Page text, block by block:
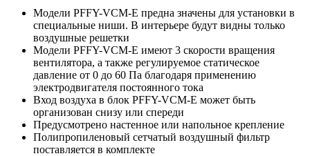
Модели PFFY-VCM-E предна значены для установки в
специальные ниши. В интерьере будут видны только
воздушные решетки
Модели PFFY-VCM-E имеют 3 скорости вращения
вентилятора, а также регулируемое статическое
давление от 0 до 60 Па благодаря применению
электродвигателя постоянного тока
Вход воздуха в блок PFFY-VCM-E может быть
организован снизу или спереди
Предусмотрено настенное или напольное крепление
Полипропиленовый сетчатый воздушный фильтр
поставляется в комплекте